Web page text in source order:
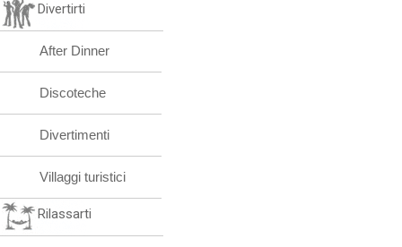
Divertirti
After Dinner
Discoteche
Divertimenti
Villaggi turistici
Rilassarti